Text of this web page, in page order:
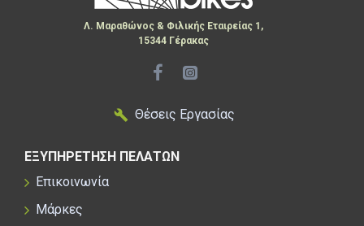
Λ. Μαραθώνος & Φιλικής Εταιρείας 1,
15344 Γέρακας
Θέσεις Εργασίας
ΕΞΥΠΗΡΕΤΗΣΗ ΠΕΛΑΤΩΝ
Επικοινωνία
Μάρκες